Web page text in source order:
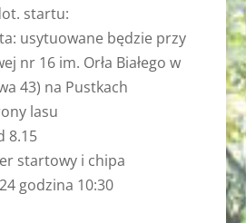
startu:
usytuowane będzie przy
nr 16 im. Orła Białego w
43) na Pustkach
lasu
8.15
startowy i chipa
godzina 10:30